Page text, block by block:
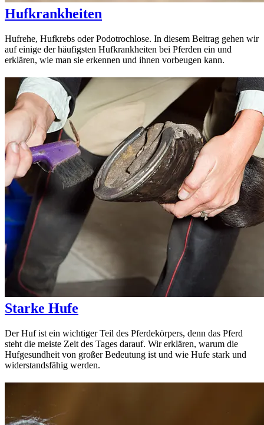
Hufkrankheiten
Hufrehe, Hufkrebs oder Podotrochlose. In diesem Beitrag gehen wir
auf einige der häufigsten Hufkrankheiten bei Pferden ein und
erklären, wie man sie erkennen und ihnen vorbeugen kann.
Starke Hufe
Der Huf ist ein wichtiger Teil des Pferdekörpers, denn das Pferd
steht die meiste Zeit des Tages darauf. Wir erklären, warum die
Hufgesundheit von großer Bedeutung ist und wie Hufe stark und
widerstandsfähig werden.